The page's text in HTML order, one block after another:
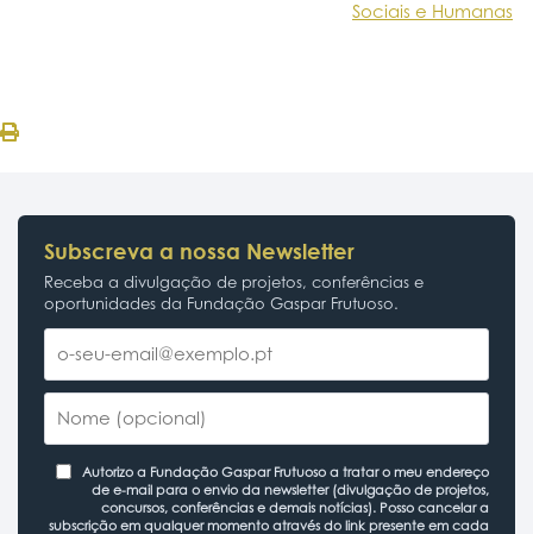
Sociais e Humanas
Subscreva a nossa Newsletter
Receba a divulgação de projetos, conferências e
oportunidades da Fundação Gaspar Frutuoso.
Autorizo a Fundação Gaspar Frutuoso a tratar o meu endereço
de e-mail para o envio da newsletter (divulgação de projetos,
concursos, conferências e demais notícias). Posso cancelar a
subscrição em qualquer momento através do link presente em cada